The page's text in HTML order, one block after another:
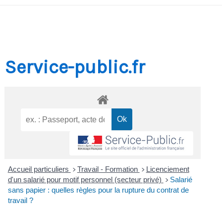
Service-public.fr
Accueil particuliers > Travail - Formation > Licenciement
d'un salarié pour motif personnel (secteur privé) > Salarié
sans papier : quelles règles pour la rupture du contrat de
travail ?